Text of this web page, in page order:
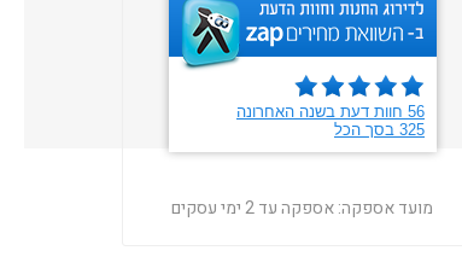
מועד אספקה:אספקה עד 2 ימי עסקים